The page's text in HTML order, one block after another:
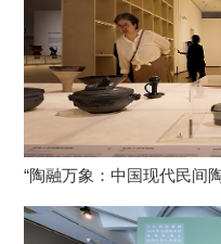
“陶融万象：中国现代民间